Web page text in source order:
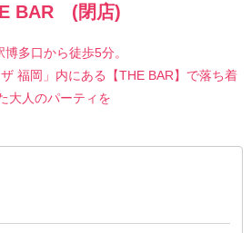
BAR (閉店)
博多口から徒歩5分。
福岡」内にある【THE BAR】で落ち着
大人のパーティを